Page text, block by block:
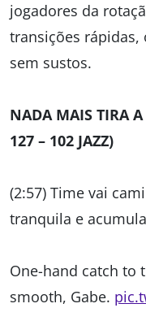
jogadores da
transições
sem sustos.
NADA MAIS TIRA A
127 – 102 JAZZ)
(2:57) Time vai
tranquila e
One-hand catch to
smooth, Gabe.